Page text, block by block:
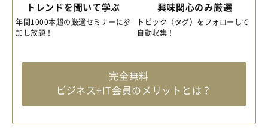
トレンドを聞いて学ぶ
年間1000本超の厳選セミナーに参
加し放題！
興味関心のみ厳選
トピック（タグ）をフォローして
自動収集！
完全無料
ビジネス+IT会員のメリットとは？